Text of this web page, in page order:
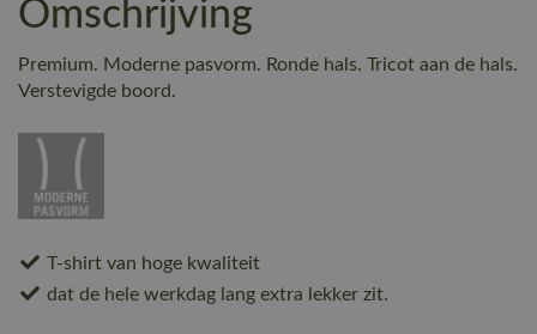
Omschrijving
Premium. Moderne pasvorm. Ronde hals. Tricot aan de hals.
Verstevigde boord.
T-shirt van hoge kwaliteit
dat de hele werkdag lang extra lekker zit.